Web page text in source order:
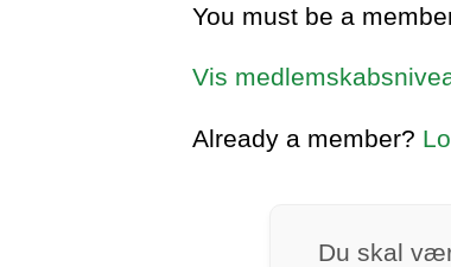
You must be a
Vis
Already a member?
Du skal